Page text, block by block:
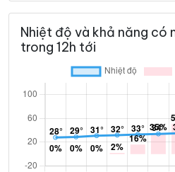
Nhiệt độ và khả năng có
trong 12h tới